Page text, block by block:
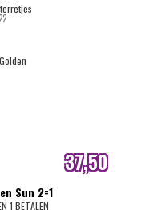
Sun 2=1
1 BETALEN
37,50
internetprijs